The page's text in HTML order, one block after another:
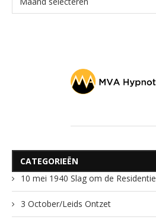
CATEGORIEËN
10 mei 1940 Slag om de Residentie
3 October/Leids Ontzet